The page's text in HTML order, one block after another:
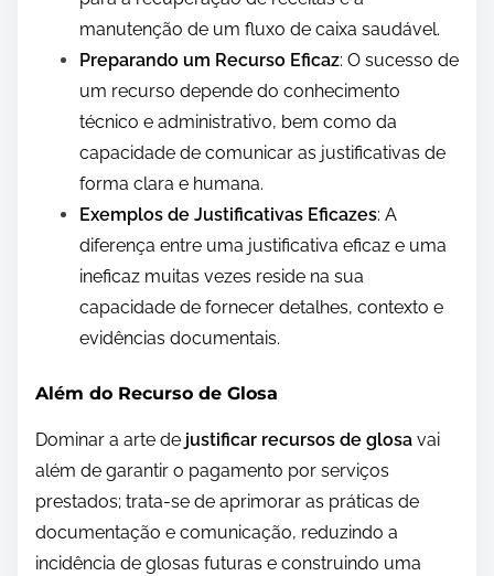
manutenção de um fluxo de caixa saudável.
Preparando um Recurso Eficaz: O sucesso de
um recurso depende do conhecimento
técnico e administrativo, bem como da
capacidade de comunicar as justificativas de
forma clara e humana.
Exemplos de Justificativas Eficazes: A
diferença entre uma justificativa eficaz e uma
ineficaz muitas vezes reside na sua
capacidade de fornecer detalhes, contexto e
evidências documentais.
Além do Recurso de Glosa
Dominar a arte de justificar recursos de glosa vai
além de garantir o pagamento por serviços
prestados; trata-se de aprimorar as práticas de
documentação e comunicação, reduzindo a
incidência de glosas futuras e construindo uma